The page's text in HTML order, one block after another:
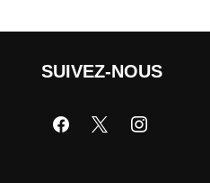
SUIVEZ-NOUS